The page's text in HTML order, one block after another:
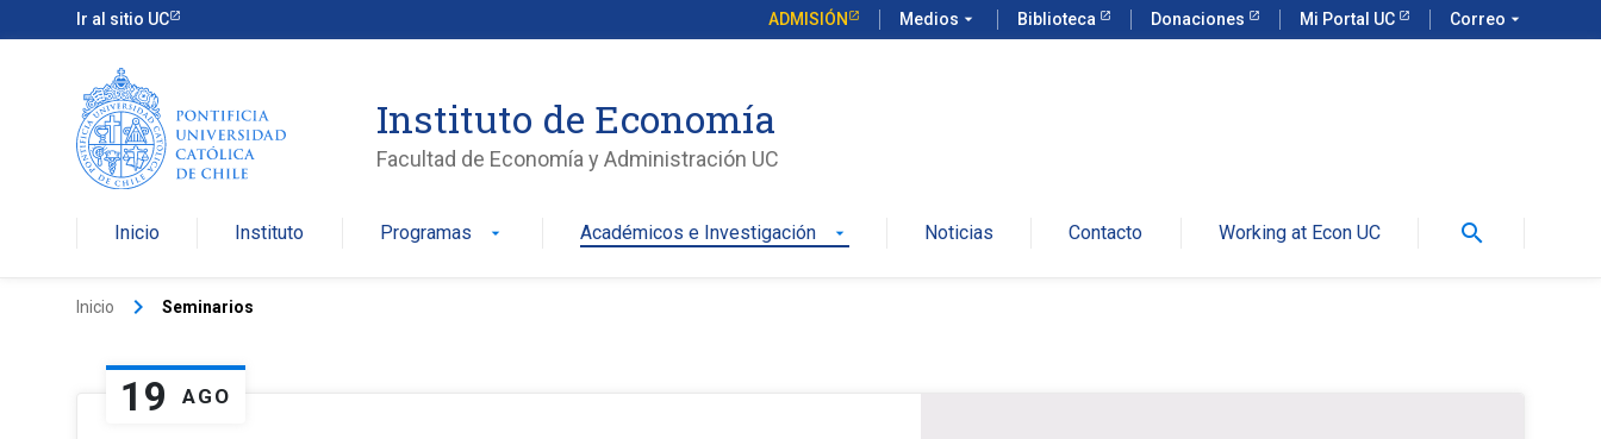
Ir al sitio UC ADMISIÓN Medios arrow_drop_down Biblioteca Donaciones Mi Portal UC Correo arrow_drop_down
Instituto de Economía
Facultad de Economía y Administración UC
Inicio Instituto Programas arrow_drop_down Académicos e Investigación arrow_drop_down Noticias Contacto Working at Econ UC search
Inicio keyboard_arrow_right Seminarios
19 AGO